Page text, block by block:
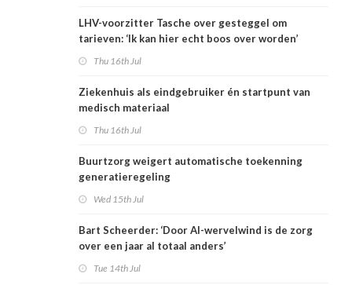
LHV-voorzitter Tasche over gesteggel om
tarieven: ‘Ik kan hier echt boos over worden’
Thu 16th Jul
Ziekenhuis als eindgebruiker én startpunt van
medisch materiaal
Thu 16th Jul
Buurtzorg weigert automatische toekenning
generatieregeling
Wed 15th Jul
Bart Scheerder: ‘Door AI-wervelwind is de zorg
over een jaar al totaal anders’
Tue 14th Jul